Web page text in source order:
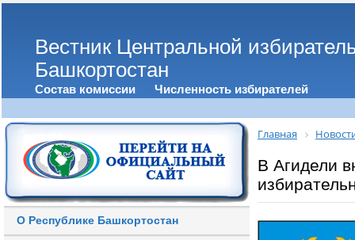
Вестник Центральной
Башкортостан
Состав комиссии Численность избирателей
О Республике Башкортостан
Главная
В Агидели